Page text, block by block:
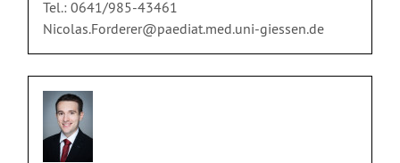
Tel.: 0641/985-43461
Nicolas.Forderer@paediat.med.uni-giessen.de